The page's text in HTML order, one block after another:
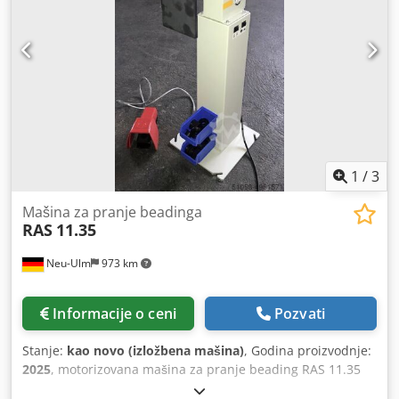
transportnu službu za vas! Dobijaćete urednu fakturu. Za
inostrane kupce može se izdati i faktura bez PDV-a. Uslov
je važeći identifikacioni broj za PDV. Pravo na promenu
cene i raspoloživosti proizvoda zadržavamo. Posetite našu
prodavnicu i pogledajte i ostale naše ponude. Navedena
imena firmi i zaštitni znaci su vlasništvo njihovih vlasnika i
služe isključivo za identifikaciju i opis proizvoda. Moguće
su odstupanja od tehničkih podataka, kao i greške u opisu
proizvoda, i zadržavamo pravo na njih.
1 /3
Neu-Ulm 973 km
Mašina za pranje beadinga
RAS 11.35
Informacije o ceni Pozvati
Stanje: kao novo (izložbena mašina), Godina proizvodnje:
2025, motorizovana mašina za pranje beading RAS 11.35
Operacija preko Fuesspedala Desno/levo pokretanje preko